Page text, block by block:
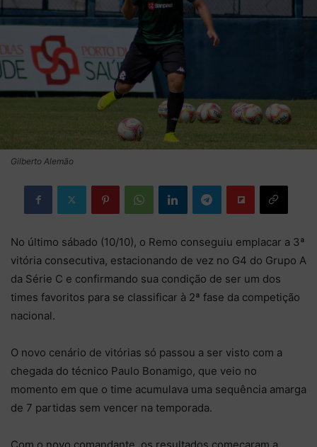
Gilberto Alemão
No último sábado (10/10), o Remo conseguiu emplacar a 3ª
vitória consecutiva, estacionando de vez no G4 do Grupo A
da Série C e confirmando sua condição de ser um dos
times favoritos para se classificar à 2ª fase da competição
nacional.
O novo cenário de vitórias só passou a ser visto com a
chegada do técnico Paulo Bonamigo, que veio no
momento em que o time acumulava uma sequência amarga
de 7 partidas sem vencer na temporada.